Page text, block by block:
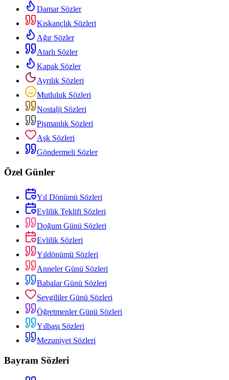
Damar Sözler
Kıskançlık Sözleri
Ağır Sözler
Atarlı Sözler
Kapak Sözler
Ayrılık Sözleri
Mutluluk Sözleri
Nostalji Sözleri
Pişmanlık Sözleri
Aşk Sözleri
Göndermeli Sözler
Özel Günler
Yıl Dönümü Sözleri
Evlilik Teklifi Sözleri
Doğum Günü Sözleri
Evlilik Sözleri
Yıldönümü Sözleri
Anneler Günü Sözleri
Babalar Günü Sözleri
Sevgililer Günü Sözleri
Öğretmenler Günü Sözleri
Yılbaşı Sözleri
Mezuniyet Sözleri
Bayram Sözleri